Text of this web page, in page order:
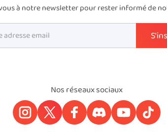
à notre newsletter pour rester informé de
Nos réseaux sociaux